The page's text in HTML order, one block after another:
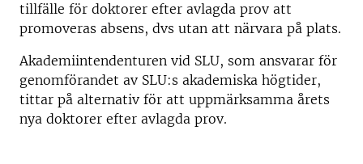
tillfälle för doktorer efter avlagda prov att
promoveras absens, dvs utan att närvara på plats.
Akademiintendenturen vid SLU, som ansvarar för
genomförandet av SLU:s akademiska högtider,
tittar på alternativ för att uppmärksamma årets
nya doktorer efter avlagda prov.